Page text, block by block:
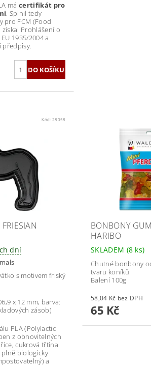
má certifikát pro
. Splnil tedy
pro FCM (Food
Prohlášení o
1935/2004 a
předpisy.
Kód: 28058
FRIESIAN
dní
s motivem friský
x 12 mm, barva:
zásob)
PLA (Polylactic
z obnovitelných
cukrová třtina
biologicky
a
BONBONY
HARIBO
SKLADEM (8 ks)
Chutné bonbony
tvaru koníků.
Balení 100g
58,04 Kč bez DPH
65 Kč